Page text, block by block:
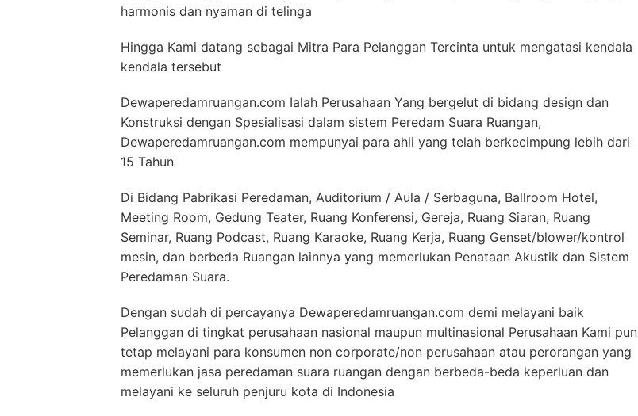
harmonis dan nyaman di telinga
Hingga Kami datang sebagai Mitra Para Pelanggan Tercinta untuk mengatasi kendala
kendala tersebut
Dewaperedamruangan.com Ialah Perusahaan Yang bergelut di bidang design dan
Konstruksi dengan Spesialisasi dalam sistem Peredam Suara Ruangan,
Dewaperedamruangan.com mempunyai para ahli yang telah berkecimpung lebih dari
15 Tahun
Di Bidang Pabrikasi Peredaman, Auditorium / Aula / Serbaguna, Ballroom Hotel,
Meeting Room, Gedung Teater, Ruang Konferensi, Gereja, Ruang Siaran, Ruang
Seminar, Ruang Podcast, Ruang Karaoke, Ruang Kerja, Ruang Genset/blower/kontrol
mesin, dan berbeda Ruangan lainnya yang memerlukan Penataan Akustik dan Sistem
Peredaman Suara.
Dengan sudah di percayanya Dewaperedamruangan.com demi melayani baik
Pelanggan di tingkat perusahaan nasional maupun multinasional Perusahaan Kami pun
tetap melayani para konsumen non corporate/non perusahaan atau perorangan yang
memerlukan jasa peredaman suara ruangan dengan berbeda-beda keperluan dan
melayani ke seluruh penjuru kota di Indonesia